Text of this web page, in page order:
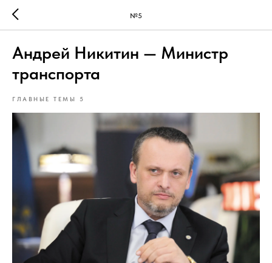
№5
Андрей Никитин — Министр
транспорта
ГЛАВНЫЕ ТЕМЫ 5